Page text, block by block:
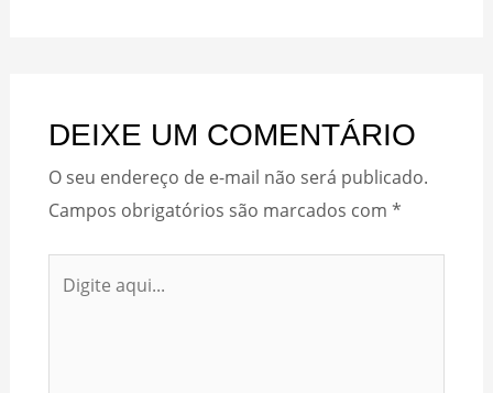
DEIXE UM COMENTÁRIO
O seu endereço de e-mail não será publicado.
Campos obrigatórios são marcados com *
aqui...